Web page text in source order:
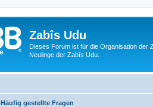
Zabîs Udu
Dieses Forum ist für die Organisation der
Neulinge der Zabîs Udu.
Häufig gestellte Fragen